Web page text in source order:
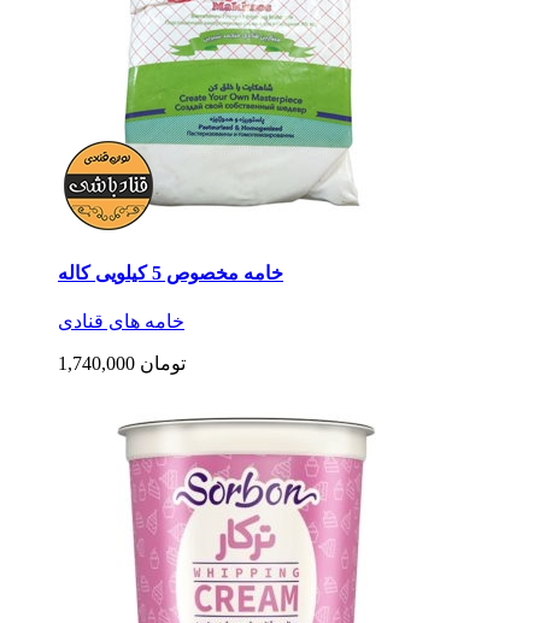
خامه مخصوص 5 کیلویی کاله
خامه های قنادی
1,740,000 تومان